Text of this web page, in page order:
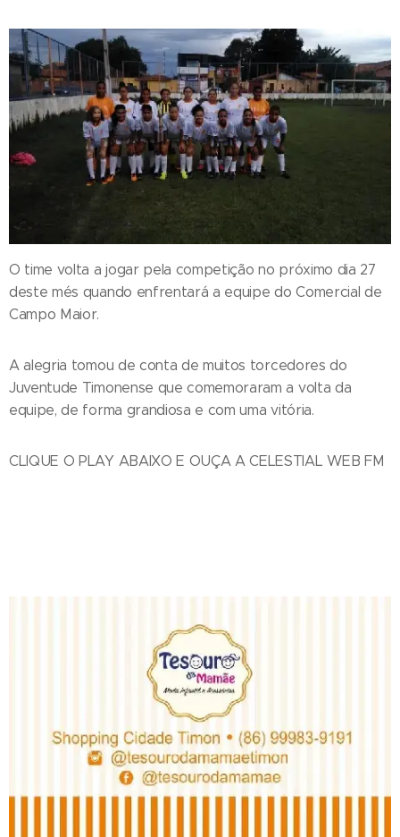
O time volta a jogar pela competição no próximo dia 27
deste més quando enfrentará a equipe do Comercial de
Campo Maior.
A alegria tomou de conta de muitos torcedores do
Juventude Timonense que comemoraram a volta da
equipe, de forma grandiosa e com uma vitória.
CLIQUE O PLAY ABAIXO E OUÇA A CELESTIAL WEB FM